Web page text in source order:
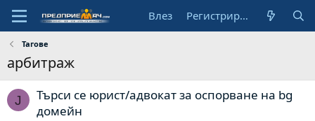
Влез Регистрирай се
Тагове
арбитраж
J
Търси се юрист/адвокат за оспорване на bg
домейн